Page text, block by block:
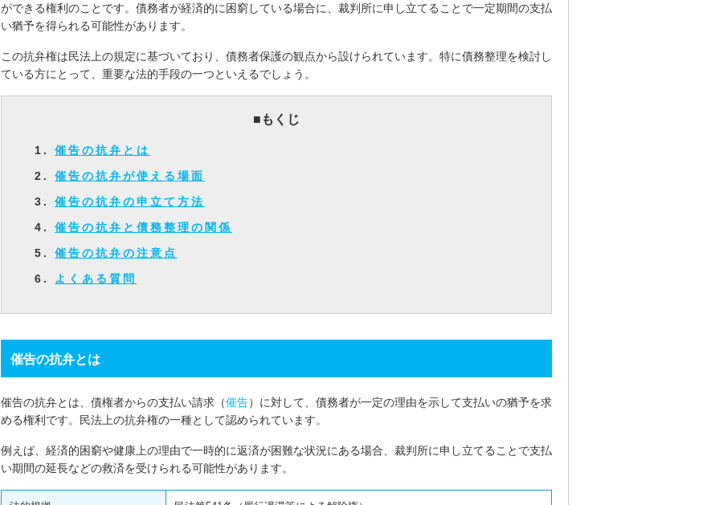
ができる権利のことです。債務者が経済的に困窮している場合に、裁判所に申し立てることで一定期間の支払
い猶予を得られる可能性があります。
この抗弁権は民法上の規定に基づいており、債務者保護の観点から設けられています。特に債務整理を検討し
ている方にとって、重要な法的手段の一つといえるでしょう。
■もくじ
催告の抗弁とは
催告の抗弁が使える場面
催告の抗弁の申立て方法
催告の抗弁と債務整理の関係
催告の抗弁の注意点
よくある質問
催告の抗弁とは
催告の抗弁とは、債権者からの支払い請求（催告）に対して、債務者が一定の理由を示して支払いの猶予を求
める権利です。民法上の抗弁権の一種として認められています。
例えば、経済的困窮や健康上の理由で一時的に返済が困難な状況にある場合、裁判所に申し立てることで支払
い期間の延長などの救済を受けられる可能性があります。